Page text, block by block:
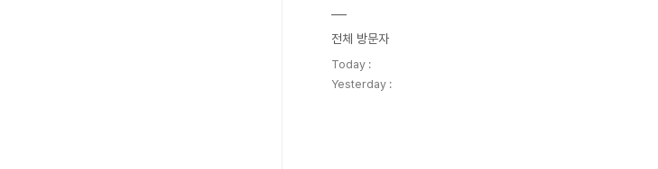
전체 방문자
Today :
Yesterday :